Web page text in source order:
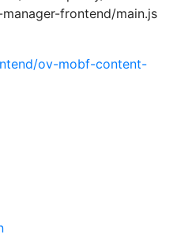
frontend/main.js
ov-mobf-content-